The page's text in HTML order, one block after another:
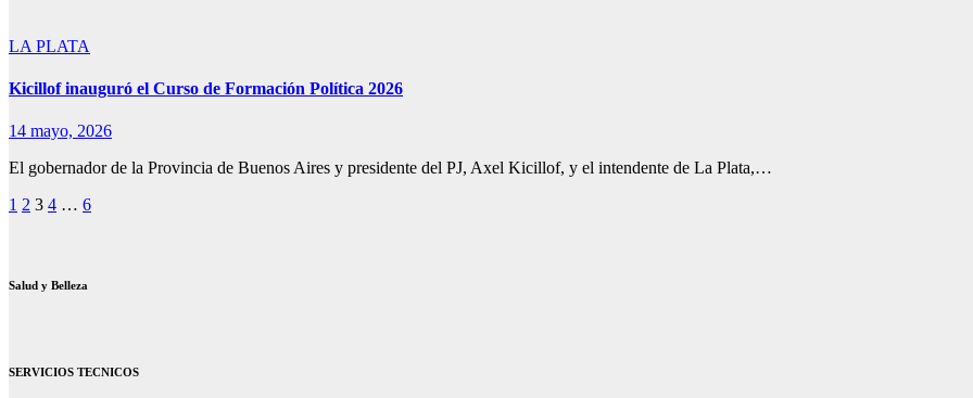
LA PLATA
Kicillof inauguró el Curso de Formación Política 2026
14 mayo, 2026
El gobernador de la Provincia de Buenos Aires y presidente del PJ, Axel Kicillof, y el intendente de La Plata,…
Paginación
1 2 3 4 … 6
Salud y Belleza
SERVICIOS TECNICOS